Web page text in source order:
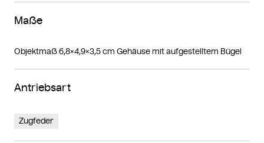
Maße
Objektmaß 6,8×4,9×3,5 cm Gehäuse mit aufgestelltem Bügel
Antriebsart
Zugfeder